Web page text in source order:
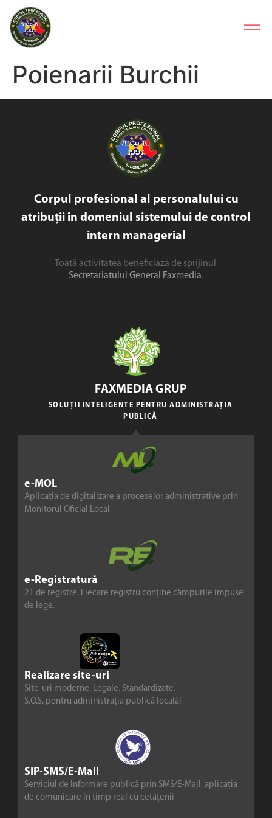
Poienarii Burchii
Corpul profesional al personalului cu
atribuții în domeniul sistemului de control
intern managerial
Toată activitatea beneficiază de sprijinul
Secretariatului General Faxmedia.
e-MOL
Aplicația de digitalizare a proceselor administrative prin
Monitorul Oficial Local
e-Registratură
21 de registre. Fiecare registru conține câmpurile impuse
de lege.
Realizare site-uri
Site-uri moderne. Legale. Standardizate.
S.O.S. pentru administrația publică locală!
SIP-SMS/E-Mail
Serviciul de Informare publică prin SMS/E-Mail, aplicația
de comunicare în timp real cu cetățenii
FAXMEDIA GRUP
SOLUȚII INTELIGENTE PENTRU ADMINISTRAȚIA
PUBLICĂ